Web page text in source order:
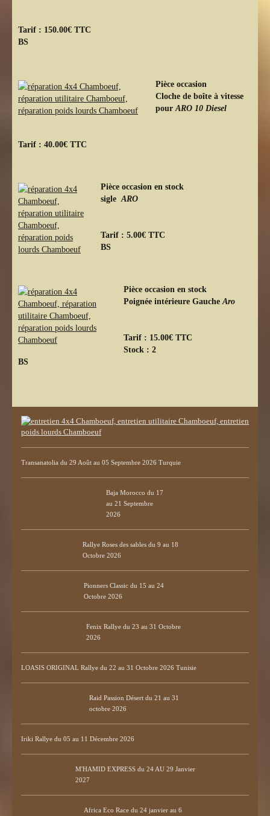
Tarif : 150.00€ TTC
BS
Pièce occasion
Cloche de boîte à vitesse
pour ARO 10 Diesel
Tarif : 40.00€ TTC
Pièce occasion en stock
sigle ARO
Tarif : 5.00€ TTC
BS
Pièce occasion en stock
Poignée intérieure Gauche Aro
Tarif : 15.00€ TTC
Stock : 2
BS
Transanatolia du 29 Août au 05 Septembre 2026 Turquie
Baja Morocco du 17
au 21 Septembre
2026
Rallye Roses des sables du 9 au 18
Octobre 2026
Pionners Classic du 15 au 24
Octobre 2026
Fenix Rallye du 23 au 31 Octobre
2026
LOASIS ORIGINAL Rallye du 22 au 31 Octobre 2026 Tunisie
Raid Passion Désert du 21 au 31
octobre 2026
Iriki Rallye du 05 au 11 Décembre 2026
M'HAMID EXPRESS du 24 AU 29 Janvier
2027
Africa Eco Race du 24 janvier au 6